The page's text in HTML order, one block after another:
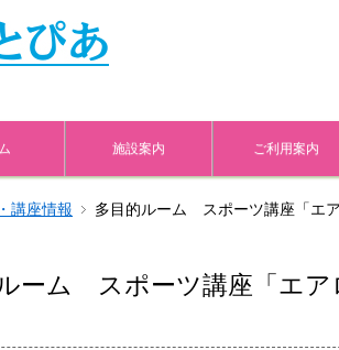
施設案内 ご利用案内
講座情報 多目的ルーム スポーツ講座「エ
ーム スポーツ講座「エア